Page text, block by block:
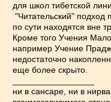
для школ тибетской
"Читательский" подход
по сути находятся вне
Кроме того Учения
например Учение
недостаточно
еще более скрыто.
ни в сансаре, ни в